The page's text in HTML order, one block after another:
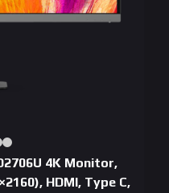
4K Monitor,
HDMI, Type C,